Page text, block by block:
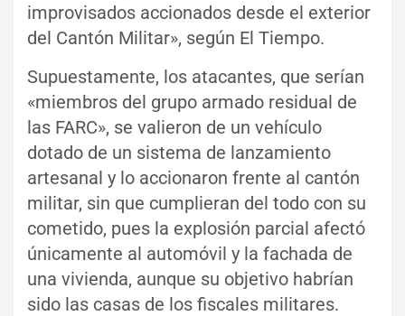
improvisados accionados desde el exterior
del Cantón Militar», según El Tiempo.
Supuestamente, los atacantes, que serían
«miembros del grupo armado residual de
las FARC», se valieron de un vehículo
dotado de un sistema de lanzamiento
artesanal y lo accionaron frente al cantón
militar, sin que cumplieran del todo con su
cometido, pues la explosión parcial afectó
únicamente al automóvil y la fachada de
una vivienda, aunque su objetivo habrían
sido las casas de los fiscales militares.